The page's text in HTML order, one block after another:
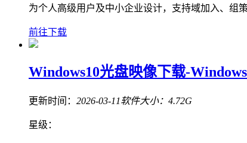
为个人高级用户及中小企业设计，支持域加入、组
前往下载
Windows10光盘映像下载-
更新时间： 2026-03-11软件大小： 4.72G
星级：